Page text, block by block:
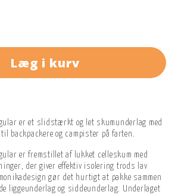
Læg i kurv
er et slidstærkt og let skumunderlag med
backpackere og campister på farten.
er fremstillet af lukket celleskum med
der giver effektiv isolering trods lav
gør det hurtigt at pakke sammen
liggeunderlag og siddeunderlag. Underlaget